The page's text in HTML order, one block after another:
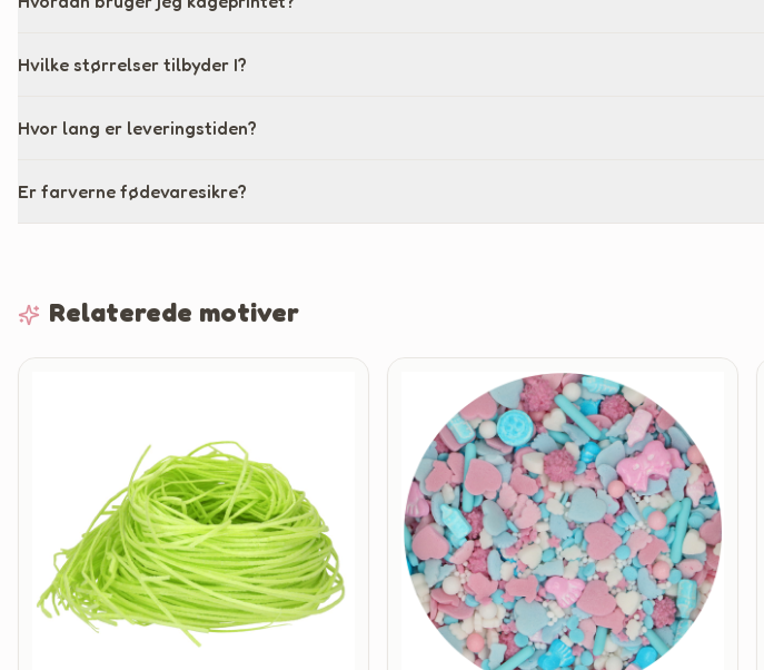
Hvilke størrelser tilbyder I?
Hvor lang er leveringstiden?
Er farverne fødevaresikre?
Relaterede motiver